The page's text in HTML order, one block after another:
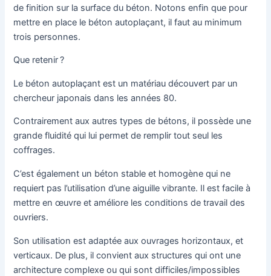
de finition sur la surface du béton. Notons enfin que pour
mettre en place le béton autoplaçant, il faut au minimum
trois personnes.
Que retenir ?
Le béton autoplaçant est un matériau découvert par un
chercheur japonais dans les années 80.
Contrairement aux autres types de bétons, il possède une
grande fluidité qui lui permet de remplir tout seul les
coffrages.
C’est également un béton stable et homogène qui ne
requiert pas l’utilisation d’une aiguille vibrante. Il est facile à
mettre en œuvre et améliore les conditions de travail des
ouvriers.
Son utilisation est adaptée aux ouvrages horizontaux, et
verticaux. De plus, il convient aux structures qui ont une
architecture complexe ou qui sont difficiles/impossibles